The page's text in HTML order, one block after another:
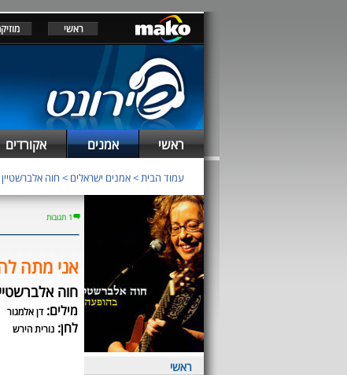
ראשי
ראשי אמנים אקורדים
עמוד הבית>אמנים ישראלים > חוה אלברשטיין
ראשי
1 תגובות
אני מתה
חוה
מילים:דן אלמגור
לחן: נורית הירש